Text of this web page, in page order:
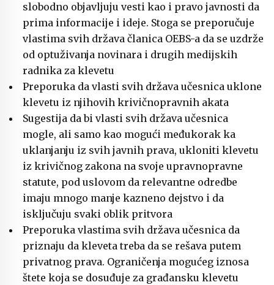
slobodno objavljuju vesti kao i pravo javnosti da
prima informacije i ideje. Stoga se preporučuje
vlastima svih država članica OEBS-a da se uzdrže
od optuživanja novinara i drugih medijskih
radnika za klevetu
Preporuka da vlasti svih država učesnica uklone
klevetu iz njihovih krivičnopravnih akata
Sugestija da bi vlasti svih država učesnica
mogle, ali samo kao mogući međukorak ka
uklanjanju iz svih javnih prava, ukloniti klevetu
iz krivičnog zakona na svoje upravnopravne
statute, pod uslovom da relevantne odredbe
imaju mnogo manje kazneno dejstvo i da
isključuju svaki oblik pritvora
Preporuka vlastima svih država učesnica da
priznaju da kleveta treba da se rešava putem
privatnog prava. Ograničenja mogućeg iznosa
štete koja se dosuđuje za građansku klevetu